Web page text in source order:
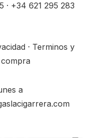
· +34621 295 283
· Terminos y
a